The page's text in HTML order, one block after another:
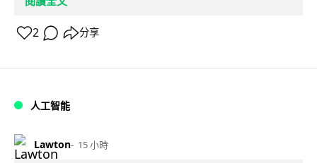
2 分享
人工智能
Lawton 15 小時